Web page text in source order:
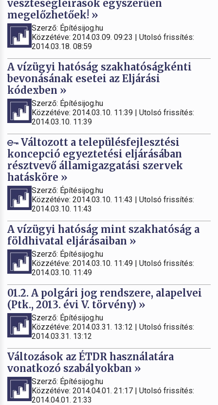
veszteségleírások egyszerűen
megelőzhetőek! »
Szerző: Építésijog.hu
Közzétéve: 2014.03.09. 09:23 | Utolsó frissítés:
2014.03.18. 08:59
A vízügyi hatóság szakhatóságkénti
bevonásának esetei az Eljárási
kódexben »
Szerző: Építésijog.hu
Közzétéve: 2014.03.10. 11:39 | Utolsó frissítés:
2014.03.10. 11:39
Változott a településfejlesztési
koncepció egyeztetési eljárásában
résztvevő államigazgatási szervek
hatásköre »
Szerző: Építésijog.hu
Közzétéve: 2014.03.10. 11:43 | Utolsó frissítés:
2014.03.10. 11:43
A vízügyi hatóság mint szakhatóság a
földhivatal eljárásaiban »
Szerző: Építésijog.hu
Közzétéve: 2014.03.10. 11:49 | Utolsó frissítés:
2014.03.10. 11:49
01.2. A polgári jog rendszere, alapelvei
(Ptk., 2013. évi V. törvény) »
Szerző: Építésijog.hu
Közzétéve: 2014.03.31. 13:12 | Utolsó frissítés:
2014.03.31. 13:12
Változások az ÉTDR használatára
vonatkozó szabályokban »
Szerző: Építésijog.hu
Közzétéve: 2014.04.01. 21:17 | Utolsó frissítés:
2014.04.01. 21:33